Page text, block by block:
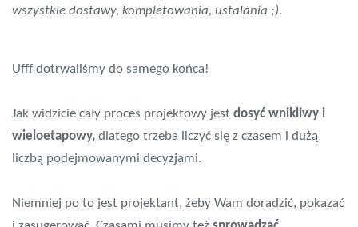
wszystkie dostawy, kompletowania, ustalania ;).
Ufff dotrwaliśmy do samego końca!
Jak widzicie cały proces projektowy jest dosyć wnikliwy i
wieloetapowy, dlatego trzeba liczyć się z czasem i dużą
liczbą podejmowanymi decyzjami.
Niemniej po to jest projektant, żeby Wam doradzić, pokazać